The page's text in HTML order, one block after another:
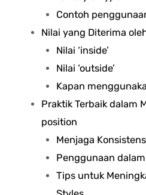
Contoh
Nilai yang Diterima
Nilai ‘inside’
Nilai ‘outside’
Kapan
Praktik Terbaik dalam
position
Menjaga
Penggunaan
Tips untuk